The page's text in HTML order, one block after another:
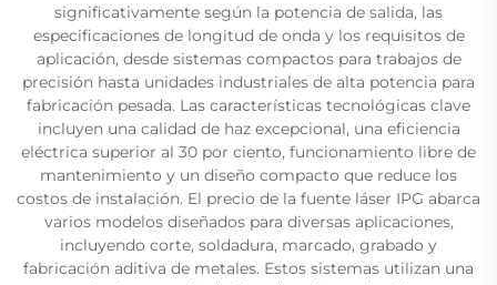
significativamente según la potencia de salida, las
especificaciones de longitud de onda y los requisitos de
aplicación, desde sistemas compactos para trabajos de
precisión hasta unidades industriales de alta potencia para
fabricación pesada. Las características tecnológicas clave
incluyen una calidad de haz excepcional, una eficiencia
eléctrica superior al 30 por ciento, funcionamiento libre de
mantenimiento y un diseño compacto que reduce los
costos de instalación. El precio de la fuente láser IPG abarca
varios modelos diseñados para diversas aplicaciones,
incluyendo corte, soldadura, marcado, grabado y
fabricación aditiva de metales. Estos sistemas utilizan una